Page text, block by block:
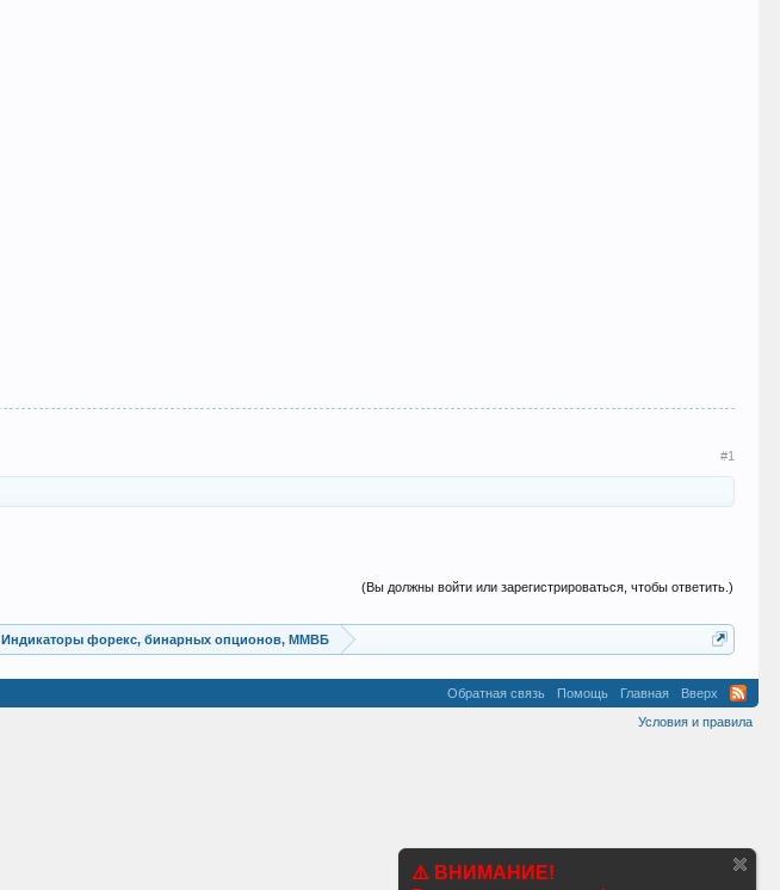
⚠️ ВНИМАНИЕ!
#1
(Вы должны войти или зарегистрироваться, чтобы ответить.)
Индикаторы форекс, бинарных опционов, ММВБ
Обратная связь Помощь Главная
Вверх
Условия и правила